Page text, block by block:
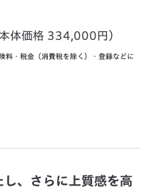
体価格 334,000円）
料・税金（消費税を除く）・登録などに
、さらに上質感を高